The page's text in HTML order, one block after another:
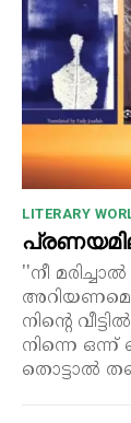
LITERARY
''നീ
നിന്റെ
നിന്നെ
തൊട്ടാൽ